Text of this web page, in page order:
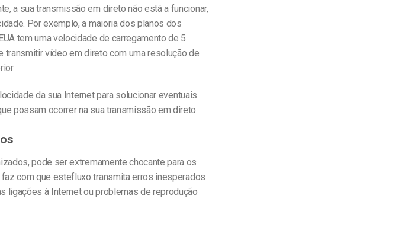
a sua transmissão em direto não está a funcionar,
Por exemplo, a maioria dos planos dos
tem uma velocidade de carregamento de 5
vídeo em direto com uma resolução de
da sua Internet para solucionar eventuais
possam ocorrer na sua transmissão em direto.
pode ser extremamente chocante para os
com que estefluxo transmitaerros inesperados
ligações à Internet ou problemas de reprodução